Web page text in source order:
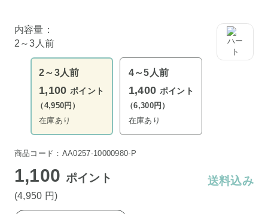
内容量：
2～3人前
2～3人前
1,100 ポイント
（4,950円）
在庫あり
4～5人前
1,400 ポイント
（6,300円）
在庫あり
商品コード：AA0257-10000980-P
1,100 ポイント
(4,950 円)
送料込み